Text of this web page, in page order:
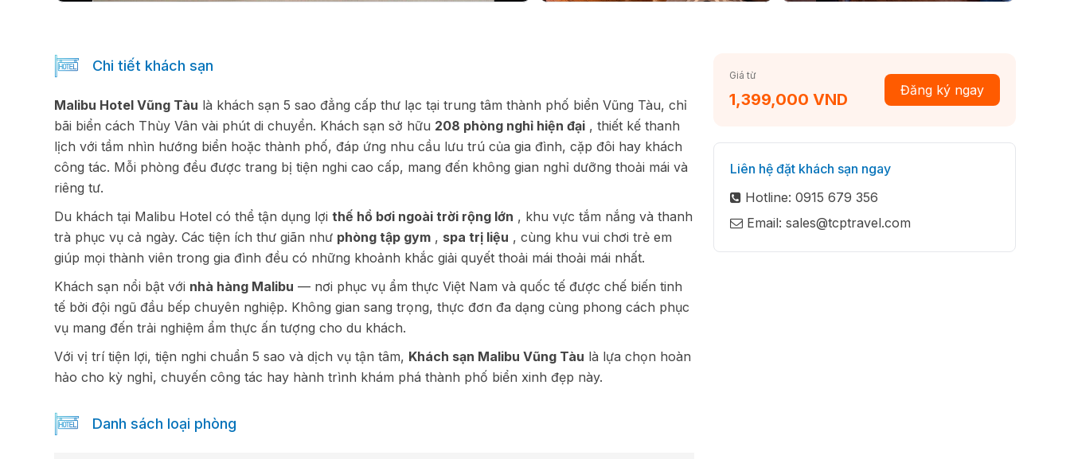
Chi tiết khách sạn
Malibu Hotel Vũng Tàu là khách sạn 5 sao đẳng cấp thư lạc tại trung tâm thành phố biển Vũng Tàu, chỉ
bãi biển cách Thùy Vân vài phút di chuyển. Khách sạn sở hữu 208 phòng nghỉ hiện đại , thiết kế thanh
lịch với tầm nhìn hướng biển hoặc thành phố, đáp ứng nhu cầu lưu trú của gia đình, cặp đôi hay khách
công tác. Mỗi phòng đều được trang bị tiện nghi cao cấp, mang đến không gian nghỉ dưỡng thoải mái và
riêng tư.
Du khách tại Malibu Hotel có thể tận dụng lợi thế hồ bơi ngoài trời rộng lớn , khu vực tắm nắng và thanh
trà phục vụ cả ngày. Các tiện ích thư giãn như phòng tập gym , spa trị liệu , cùng khu vui chơi trẻ em
giúp mọi thành viên trong gia đình đều có những khoảnh khắc giải quyết thoải mái thoải mái nhất.
Khách sạn nổi bật với nhà hàng Malibu — nơi phục vụ ẩm thực Việt Nam và quốc tế được chế biến tinh
tế bởi đội ngũ đầu bếp chuyên nghiệp. Không gian sang trọng, thực đơn đa dạng cùng phong cách phục
vụ mang đến trải nghiệm ẩm thực ấn tượng cho du khách.
Với vị trí tiện lợi, tiện nghi chuẩn 5 sao và dịch vụ tận tâm, Khách sạn Malibu Vũng Tàu là lựa chọn hoàn
hảo cho kỳ nghỉ, chuyến công tác hay hành trình khám phá thành phố biển xinh đẹp này.
Danh sách loại phòng
Giá từ
1,399,000 VND Đăng ký ngay
Liên hệ đặt khách sạn ngay
Hotline: 0915 679 356
Email: sales@tcptravel.com